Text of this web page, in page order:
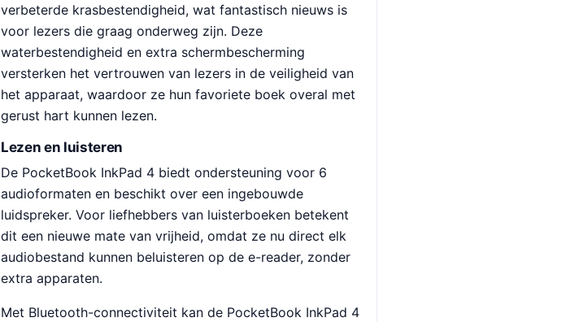
verbeterde krasbestendigheid, wat fantastisch nieuws is
voor lezers die graag onderweg zijn. Deze
waterbestendigheid en extra schermbescherming
versterken het vertrouwen van lezers in de veiligheid van
het apparaat, waardoor ze hun favoriete boek overal met
gerust hart kunnen lezen.
Lezen en luisteren
De PocketBook InkPad 4 biedt ondersteuning voor 6
audioformaten en beschikt over een ingebouwde
luidspreker. Voor liefhebbers van luisterboeken betekent
dit een nieuwe mate van vrijheid, omdat ze nu direct elk
audiobestand kunnen beluisteren op de e-reader, zonder
extra apparaten.
Met Bluetooth-connectiviteit kan de PocketBook InkPad 4